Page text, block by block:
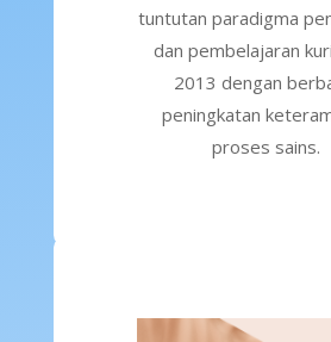
tuntutan paradigma
dan pembelajaran
2013 dengan
peningkatan
proses sains.